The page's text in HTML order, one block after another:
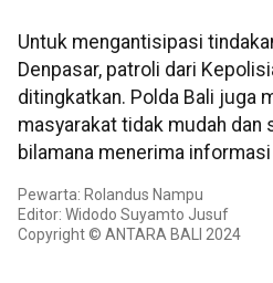
Untuk mengantisipasi
Denpasar, patroli dari
ditingkatkan. Polda Bali juga
masyarakat tidak mudah dan
bilamana menerima
Pewarta: Rolandus Nampu
Editor: Widodo Suyamto Jusuf
Copyright © ANTARA BALI 2024